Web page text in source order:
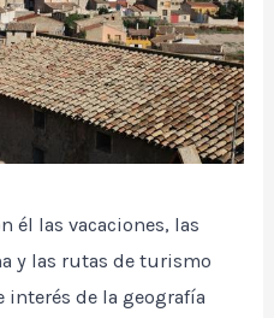
él las vacaciones, las
y las rutas de turismo
interés de la geografía